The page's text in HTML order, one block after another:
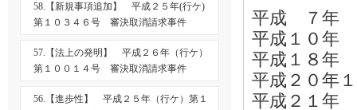
平成 ７年
平成１０年
平成１８年
平成２０年
平成２１年
58.【新規事項追加】 平成２５年(行ケ)
第１０３４６号 審決取消請求事件
57.【法上の発明】 平成２６年（行ケ）
第１００１４号 審決取消請求事件
56.【進歩性】 平成２５年（行ケ）第１